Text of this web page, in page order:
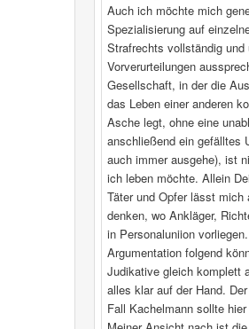
Auch ich möchte mich
Spezialisierung auf
Strafrechts vollständig und
Vorverurteilungen
Gesellschaft, in der die
das Leben einer anderen
Asche legt, ohne eine
anschließend ein gefälltes
auch immer ausgehe), ist
ich leben möchte. Allein
Täter und Opfer lässt mich
denken, wo Ankläger,
in Personaluniion
Argumentation folgend
Judikative gleich komplett
alles klar auf der Hand.
Fall Kachelmann sollte